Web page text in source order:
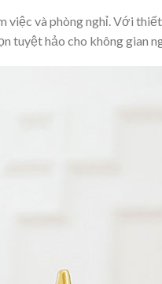
việc và phòng nghỉ. Với
tuyệt hảo cho không gian